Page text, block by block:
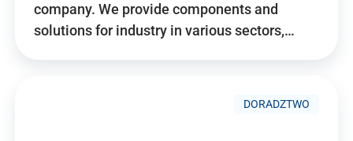
company. We provide components and
solutions for industry in various sectors,…
DORADZTWO